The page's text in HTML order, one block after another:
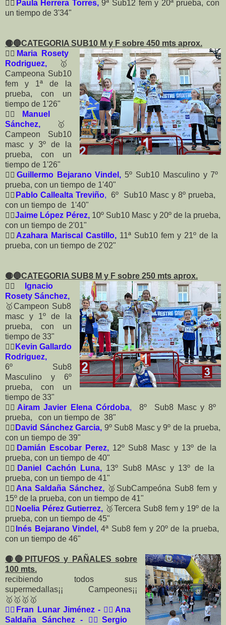
🏃‍♀️ Paula Herrera Torres, 9ª Sub12 fem y 20ª prueba, con
un tiempo de 3'34"
🟡🔵CATEGORIA SUB10 M y F sobre 450 mts aprox.
🏃‍♀️ Maria Rosety
Rodriguez,
🥇
Campeona Sub10
fem y 1ª de la
prueba, con un
tiempo de 1'26"
🏃‍♀️
Manuel
Sánchez,
🥇
Campeon Sub10
masc y 3º de la
prueba, con un
tiempo de 1'26"
🏃‍♂️ Guillermo Bejarano Vindel, 5º Sub10 Masculino y 7º
prueba, con un tiempo de 1'40"
🏃‍♂️ Pablo Callealta Treviño, 6º Sub10 Masc y 8º prueba,
con un tiempo de 1'40"
🏃‍♂️Jaime López Pérez,10ºSub10 Masc y 20º de la prueba,
con un tiempo de 2'01"
🏃‍♀️ Azahara Mariscal Castillo, 11ª Sub10 fem y 21º de la
prueba, con un tiempo de 2'02"
🟡🔵CATEGORIA SUB8 M y F sobre 250 mts aprox.
🏃‍♀️
Ignacio
Rosety Sánchez,
🥇Campeon Sub8
masc y 1º de la
prueba, con un
tiempo de 33"
🏃‍♂️ Kevin Gallardo
Rodriguez,
6º Sub8
Masculino y 6º
prueba, con un
tiempo de 33"
🏃‍♂️ Airam Javier Elena Córdoba, 8º Sub8 Masc y 8º
prueba, con un tiempo de 38"
🏃‍♂️ David Sánchez Garcia, 9ºSub8 Masc y 9º de la prueba,
con un tiempo de 39"
🏃‍♂️ Damián Escobar Perez, 12º Sub8 Masc y 13º de la
prueba, con un tiempo de 40"
🏃‍♂️ Daniel Cachón Luna, 13º Sub8 MAsc y 13º de la
prueba, con un tiempo de 41"
🏃‍♀️ Ana Saldaña Sánchez, 🥈 SubCampeóna Sub8 fem y
15º de la prueba, con un tiempo de 41"
🏃‍♀️ Noelia Pérez Gutierrez, 🥉Tercera Sub8 fem y 19º de la
prueba, con un tiempo de 45"
🏃‍♀️ Inés Bejarano Vindel, 4ª Sub8 fem y 20º de la prueba,
con un tiempo de 46"
🟡🔵 PITUFOS y PAÑALES sobre
100 mts.
recibiendo todos sus
supermedallas¡¡ Campeones¡¡
🥇 🥇 🥇 🥇
🏃‍♂️ Fran Lunar Jiménez - 🏃‍♀️ Ana
Saldaña Sánchez - 🏃‍♂️ Sergio